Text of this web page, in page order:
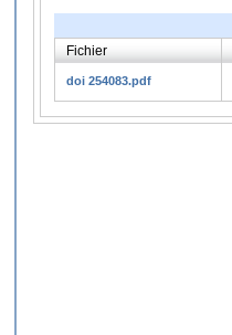
Fichier
doi 254083.pdf